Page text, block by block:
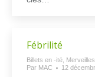
Fébrilité
Billets en -ité
Par MAC 12